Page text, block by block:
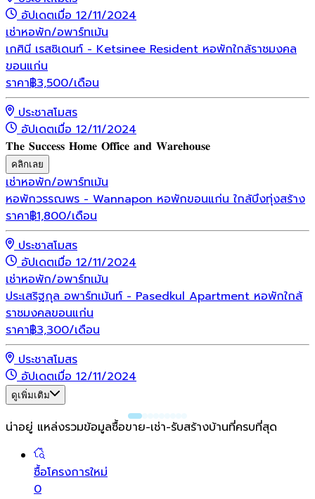
อัปเดตเมื่อ 12/11/2024
เช่าหอพัก/อพาร์ทเม้น
เกศินี เรสซิเดนท์ - Ketsinee Resident หอพักใกล้ราชมงคล
ขอนแก่น
ราคา฿3,500/เดือน
ประชาสโมสร
อัปเดตเมื่อ 12/11/2024
𝐓𝐡𝐞 𝐒𝐮𝐜𝐜𝐞𝐬𝐬 𝐇𝐨𝐦𝐞 𝐎𝐟𝐟𝐢𝐜𝐞 𝐚𝐧𝐝 𝐖𝐚𝐫𝐞𝐡𝐨𝐮𝐬𝐞
คลิกเลย
เช่าหอพัก/อพาร์ทเม้น
หอพักวรรณพร - Wannapon หอพักขอนแก่น ใกล้บึงทุ่งสร้าง
ราคา฿1,800/เดือน
ประชาสโมสร
อัปเดตเมื่อ 12/11/2024
เช่าหอพัก/อพาร์ทเม้น
ประเสริฐกุล อพาร์ทเม้นท์ - Pasedkul Apartment หอพักใกล้
ราชมงคลขอนแก่น
ราคา฿3,300/เดือน
ประชาสโมสร
อัปเดตเมื่อ 12/11/2024
ดูเพิ่มเติม
น่าอยู่ แหล่งรวมข้อมูลซื้อขาย-เช่า-รับสร้างบ้านที่ครบที่สุด
ซื้อโครงการใหม่
0